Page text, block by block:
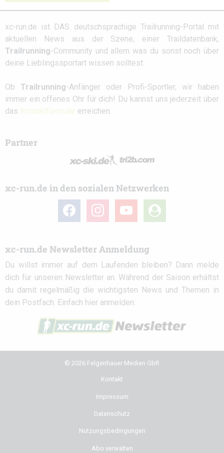
xc-run.de ist DAS deutschsprachige Trailrunning-Portal mit
aktuellen News aus der Szene, einer Traildatenbank,
Trailrunning-Community und allem was du sonst noch über
deine Lieblingssportart wissen solltest.
Ob Trailrunning-Anfänger oder Profi-Sportler, wir haben
immer ein offenes Ohr für dich! Du kannst uns jederzeit über
das Kontaktformular erreichen.
Partner
xc-run.de in den sozialen Netzwerken
facebook instagramyoutube
user-
circle
xc-run.de Newsletter Anmeldung
Du willst immer auf dem Laufenden bleiben? Dann melde
dich für unseren Newsletter an. Während der Saison erhältst
du damit regelmäßig die wichtigsten News und Themen in
dein Postfach. Einfach hier anmelden:
© 2026 Felgenhauer Medien GbR
Kontakt
Impressum
Datenschutz
Nutzungsbedingungen
Abo verwalten